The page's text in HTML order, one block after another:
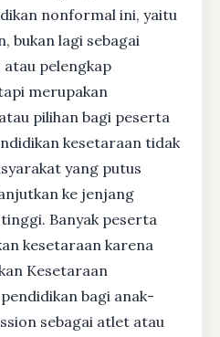
nonformal ini, yaitu
bukan lagi sebagai
pelengkap
merupakan
pilihan bagi peserta
kesetaraan tidak
yang putus
ke jenjang
Banyak peserta
kesetaraan karena
Kesetaraan
bagi anak-
sebagai atlet atau